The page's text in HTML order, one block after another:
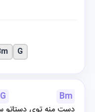
G
Bm
G